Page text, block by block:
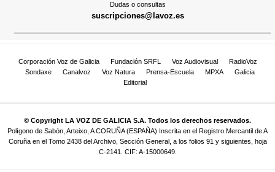
Dudas o consultas
suscripciones@lavoz.es
Corporación Voz de Galicia Fundación SRFL Voz Audiovisual
RadioVoz
Sondaxe
Canalvoz Voz Natura Prensa-Escuela MPXA
Galicia
Editorial
© Copyright LA VOZ DE GALICIA S.A. Todos los derechos reservados.
Polígono de Sabón, Arteixo, A CORUÑA (ESPAÑA) Inscrita en el Registro Mercantil de A
Coruña en el Tomo 2438 del Archivo, Sección General, a los folios 91 y siguientes, hoja
C-2141. CIF: A-15000649.